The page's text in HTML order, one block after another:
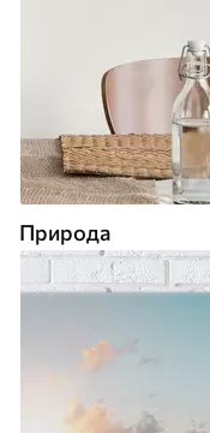
Природа